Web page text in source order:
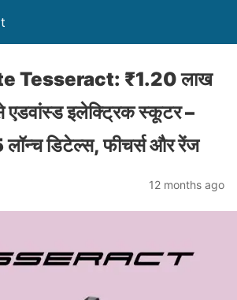
Tesseract: ₹1.20 लाख
एडवांस्ड इलेक्ट्रिक स्कूटर –
डिटेल्स, फीचर्स और रेंज
12 months ago